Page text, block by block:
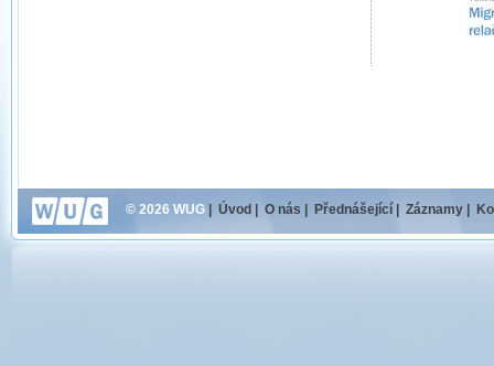
© 2026 WUG Úvod O nás Přednášející Záznamy